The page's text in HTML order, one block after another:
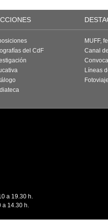
del CdF
MUFF,
Canal
Líneas
a 19.30 h.
a 14.30 h.